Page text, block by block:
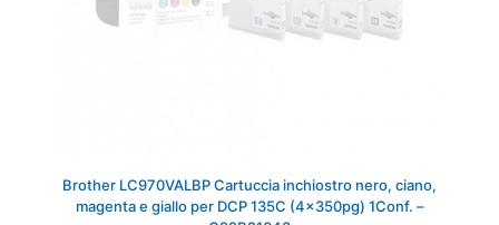
Brother LC970VALBP Cartuccia inchiostro nero, ciano,
magenta e giallo per DCP 135C (4x350pg) 1Conf. –